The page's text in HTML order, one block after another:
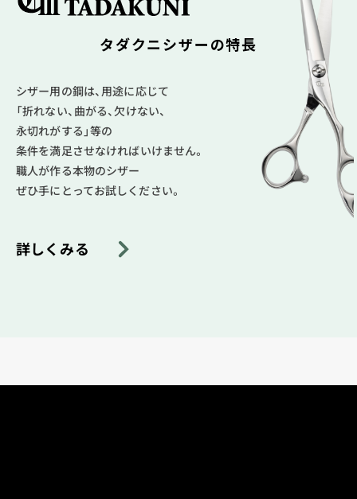
タダクニシザーの特長
シザー用の鋼は、用途に応じて
「折れない、曲がる、欠けない、
永切れがする」等の
条件を満足させなければいけません。
職人が作る本物のシザー
ぜひ手にとってお試しください。
詳しくみる